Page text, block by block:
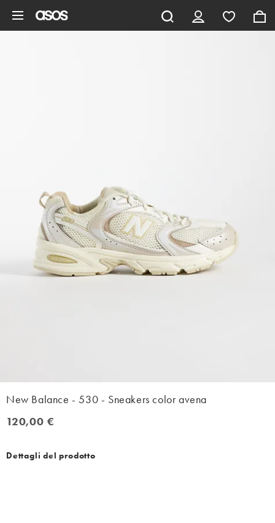
New Balance - 530 - Sneakers color avena
120,00 €
120,00 €
Dettagli del prodotto